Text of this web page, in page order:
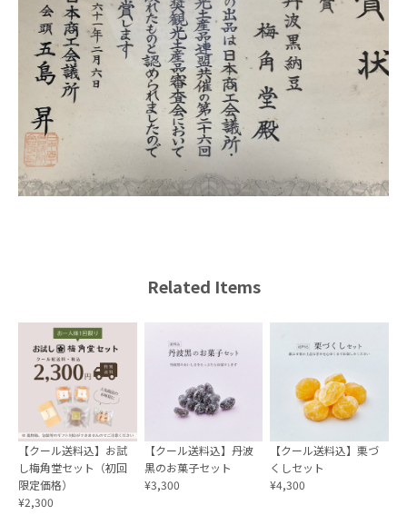
Related Items
【クール送料込】お試
し梅角堂セット（初回
限定価格）
¥2,300
【クール送料込】丹波
黒のお菓子セット
¥3,300
【クール送料込】栗づ
くしセット
¥4,300